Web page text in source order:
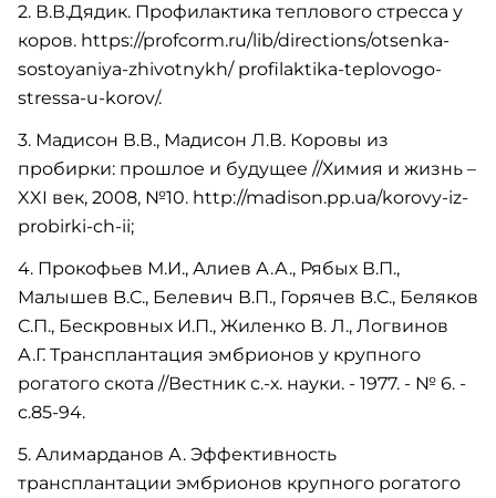
2. В.В.Дядик. Профилактика теплового стресса у
коров. https://profcorm.ru/lib/directions/otsenka-
sostoyaniya-zhivotnykh/ profilaktika-teplovogo-
stressa-u-korov/.
3. Мадисон В.В., Мадисон Л.В. Коровы из
пробирки: прошлое и будущее //Химия и жизнь –
XXI век, 2008, №10. http://madison.pp.ua/korovy-iz-
probirki-ch-ii;
4. Прокофьев М.И., Алиев А.А., Рябых В.П.,
Малышев B.C., Белевич В.П., Горячев B.C., Беляков
С.П., Бескровных И.П., Жиленко В. Л., Логвинов
А.Г. Трансплантация эмбрионов у крупного
рогатого скота //Вестник с.-х. науки. - 1977. - № 6. -
с.85-94.
5. Алимарданов А. Эффективность
трансплантации эмбрионов крупного рогатого